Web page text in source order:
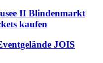
II Blindenmarkt
kaufen
JOIS